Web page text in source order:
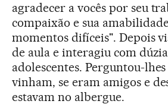
agradecer a vocês por seu
compaixão e sua
momentos difíceis". Depois
de aula e interagiu com
adolescentes. Perguntou-
vinham, se eram amigos e
estavam no albergue.